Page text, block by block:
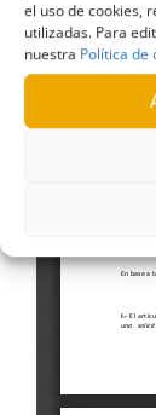
el uso de cookies,
utilizadas. Para
nuestra Política de